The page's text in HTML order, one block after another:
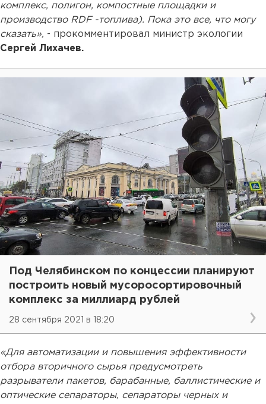
комплекс, полигон, компостные площадки и
производство RDF -топлива). Пока это все, что могу
сказать», - прокомментировал министр экологии
Сергей Лихачев.
Под Челябинском по концессии планируют
построить новый мусоросортировочный
комплекс за миллиард рублей
28 сентября 2021 в 18:20
«Для автоматизации и повышения эффективности
отбора вторичного сырья предусмотреть
разрыватели пакетов, барабанные, баллистические и
оптические сепараторы, сепараторы черных и